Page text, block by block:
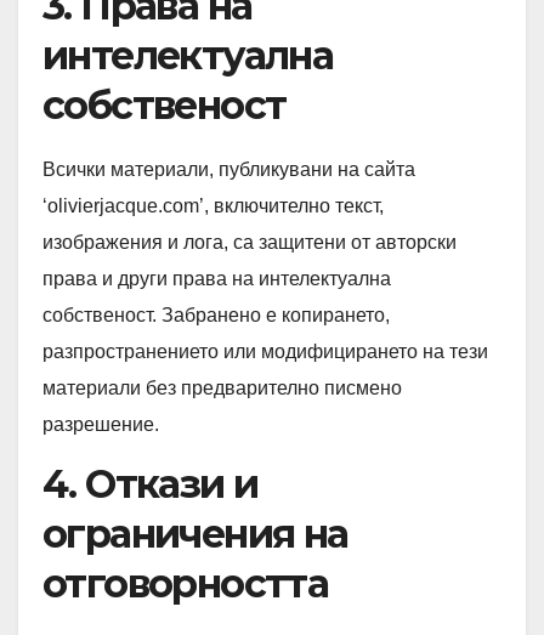
интелектуална
собственост
Всички материали, публикувани на сайта
‘olivierjacque.com’, включително текст,
изображения и лога, са защитени от авторски
права и други права на интелектуална
собственост. Забранено е копирането,
разпространението или модифицирането на тези
материали без предварително писмено
разрешение.
4. Откази и
ограничения на
отговорността